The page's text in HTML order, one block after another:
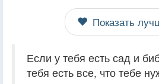
Показать
Если у тебя есть сад и
тебя есть все, что тебе